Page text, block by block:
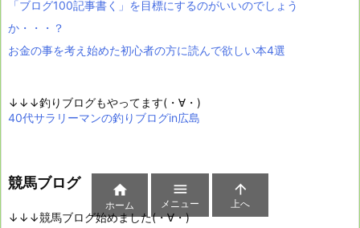
「ブログ100記事書く」を目標にするのがいいのでしょう
か・・・？
お金の事を考え始めた初心者の方に読んで欲しい本4選
↓↓↓釣りブログもやってます(・∀・)
40代サラリーマンの釣りブログin広島
競馬ブログ
↓↓↓競馬ブログ始めました(・∀・)

ホーム

メニュー

上へ